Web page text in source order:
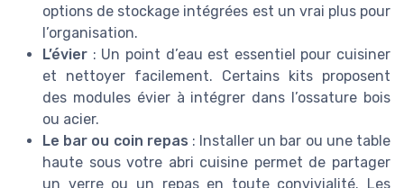
options de stockage intégrées est un vrai plus pour
l’organisation.
L’évier : Un point d’eau est essentiel pour cuisiner
et nettoyer facilement. Certains kits proposent
des modules évier à intégrer dans l’ossature bois
ou acier.
Le bar ou coin repas : Installer un bar ou une table
haute sous votre abri cuisine permet de partager
un verre ou un repas en toute convivialité. Les